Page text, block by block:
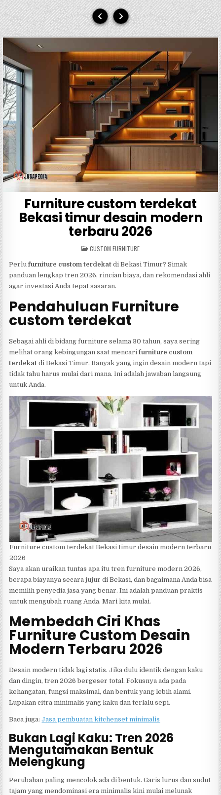
Furniture custom terdekat
Bekasi timur desain modern
terbaru 2026
POSTED
IN
CUSTOM FURNITURE
Perlufurniture custom terdekat di Bekasi Timur? Simak
panduan lengkap tren 2026, rincian biaya, dan rekomendasi ahli
agar investasi Anda tepat sasaran.
Pendahuluan Furniture
custom terdekat
Sebagai ahli di bidang furniture selama 30 tahun, saya sering
melihat orang kebingungan saat mencarifurniture custom
terdekat di Bekasi Timur. Banyak yang ingin desain modern tapi
tidak tahu harus mulai dari mana. Ini adalah jawaban langsung
untuk Anda.
Furniture custom terdekat Bekasi timur desain modern terbaru
2026
Saya akan uraikan tuntas apa itu tren furniture modern 2026,
berapa biayanya secara jujur di Bekasi, dan bagaimana Anda bisa
memilih penyedia jasa yang benar. Ini adalah panduan praktis
untuk mengubah ruang Anda. Mari kita mulai.
Membedah Ciri Khas
Furniture Custom Desain
Modern Terbaru 2026
Desain modern tidak lagi statis. Jika dulu identik dengan kaku
dan dingin, tren 2026 bergeser total. Fokusnya ada pada
kehangatan, fungsi maksimal, dan bentuk yang lebih alami.
Lupakan citra minimalis yang kaku dan terlalu sepi.
Baca juga:Jasa pembuatan kitchenset minimalis
Bukan Lagi Kaku: Tren 2026
Mengutamakan Bentuk
Melengkung
Perubahan paling mencolok ada di bentuk. Garis lurus dan sudut
tajam yang mendominasi era minimalis kini mulai melunak